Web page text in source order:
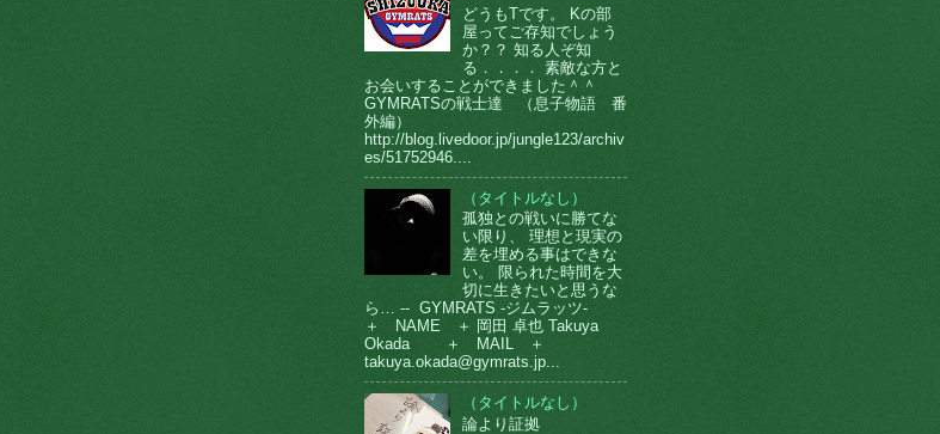
どうもTです。 Kの部
屋ってご存知でしょう
か？？ 知る人ぞ知
る．．．． 素敵な方と
お会いすることができました＾＾
GYMRATSの戦士達 （息子物語 番
外編）
http://blog.livedoor.jp/jungle123/archiv
es/51752946....
（タイトルなし）
孤独との戦いに勝てな
い限り、 理想と現実の
差を埋める事はできな
い。 限られた時間を大
切に生きたいと思うな
ら… -- GYMRATS -ジムラッツ-
＋ NAME ＋ 岡田 卓也 Takuya
Okada ＋ MAIL ＋
takuya.okada@gymrats.jp...
（タイトルなし）
論より証拠